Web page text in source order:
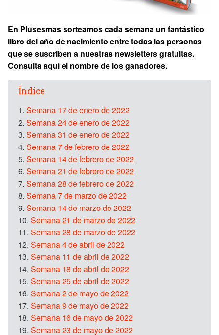
En Plusesmas sorteamos cada semana un fantástico
libro del año de nacimiento entre todas las personas
que se suscriben a nuestras newsletters gratuitas.
Consulta aquí el nombre de los ganadores.
Índice
1. Semana 17 de enero de 2022
2. Semana 24 de enero de 2022
3. Semana 31 de enero de 2022
4. Semana 7 de febrero de 2022
5. Semana 14 de febrero de 2022
6. Semana 21 de febrero de 2022
7. Semana 28 de febrero de 2022
8. Semana 7 de marzo de 2022
9. Semana 14 de marzo de 2022
10. Semana 21 de marzo de 2022
11. Semana 28 de marzo de 2022
12. Semana 4 de abril de 2022
13. Semana 11 de abril de 2022
14. Semana 18 de abril de 2022
15. Semana 25 de abril de 2022
16. Semana 2 de mayo de 2022
17. Semana 9 de mayo de 2022
18. Semana 16 de mayo de 2022
19. Semana 23 de mayo de 2022